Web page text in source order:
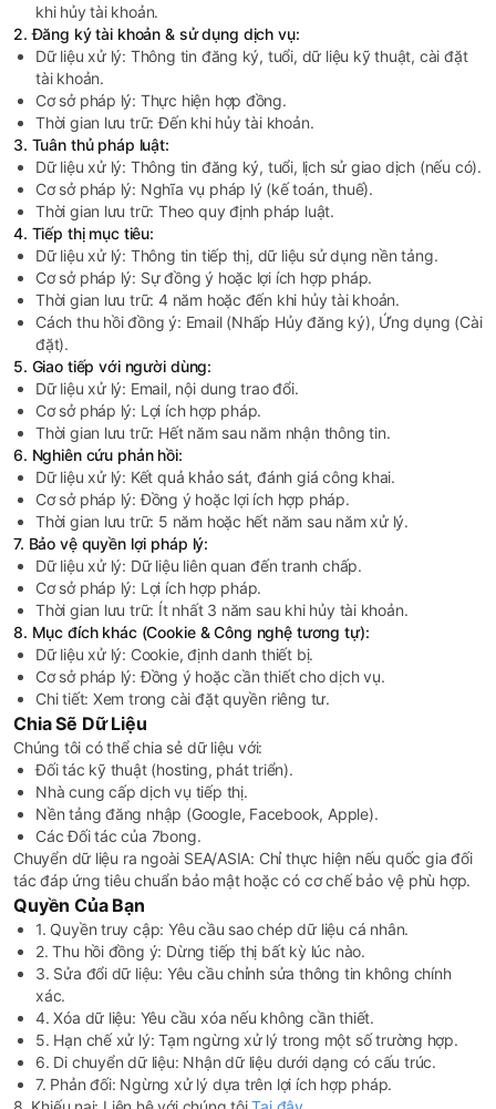
khi hủy tài khoản.
2. Đăng ký tài khoản & sử dụng dịch vụ:
Dữ liệu xử lý: Thông tin đăng ký, tuổi, dữ liệu kỹ thuật, cài đặt
tài khoản.
Cơ sở pháp lý: Thực hiện hợp đồng.
Thời gian lưu trữ: Đến khi hủy tài khoản.
3. Tuân thủ pháp luật:
Dữ liệu xử lý: Thông tin đăng ký, tuổi, lịch sử giao dịch (nếu có).
Cơ sở pháp lý: Nghĩa vụ pháp lý (kế toán, thuế).
Thời gian lưu trữ: Theo quy định pháp luật.
4. Tiếp thị mục tiêu:
Dữ liệu xử lý: Thông tin tiếp thị, dữ liệu sử dụng nền tảng.
Cơ sở pháp lý: Sự đồng ý hoặc lợi ích hợp pháp.
Thời gian lưu trữ: 4 năm hoặc đến khi hủy tài khoản.
Cách thu hồi đồng ý: Email (Nhấp Hủy đăng ký), Ứng dụng (Cài
đặt).
5. Giao tiếp với người dùng:
Dữ liệu xử lý: Email, nội dung trao đổi.
Cơ sở pháp lý: Lợi ích hợp pháp.
Thời gian lưu trữ: Hết năm sau năm nhận thông tin.
6. Nghiên cứu phản hồi:
Dữ liệu xử lý: Kết quả khảo sát, đánh giá công khai.
Cơ sở pháp lý: Đồng ý hoặc lợi ích hợp pháp.
Thời gian lưu trữ: 5 năm hoặc hết năm sau năm xử lý.
7. Bảo vệ quyền lợi pháp lý:
Dữ liệu xử lý: Dữ liệu liên quan đến tranh chấp.
Cơ sở pháp lý: Lợi ích hợp pháp.
Thời gian lưu trữ: Ít nhất 3 năm sau khi hủy tài khoản.
8. Mục đích khác (Cookie & Công nghệ tương tự):
Dữ liệu xử lý: Cookie, định danh thiết bị.
Cơ sở pháp lý: Đồng ý hoặc cần thiết cho dịch vụ.
Chi tiết: Xem trong cài đặt quyền riêng tư.
Chia Sẽ Dữ Liệu
Chúng tôi có thể chia sẻ dữ liệu với:
Đối tác kỹ thuật (hosting, phát triển).
Nhà cung cấp dịch vụ tiếp thị.
Nền tảng đăng nhập (Google, Facebook, Apple).
Các Đối tác của 7bong.
Chuyển dữ liệu ra ngoài SEA/ASIA: Chỉ thực hiện nếu quốc gia đối
tác đáp ứng tiêu chuẩn bảo mật hoặc có cơ chế bảo vệ phù hợp.
Quyền Của Bạn
1. Quyền truy cập: Yêu cầu sao chép dữ liệu cá nhân.
2. Thu hồi đồng ý: Dừng tiếp thị bất kỳ lúc nào.
3. Sửa đổi dữ liệu: Yêu cầu chỉnh sửa thông tin không chính
xác.
4. Xóa dữ liệu: Yêu cầu xóa nếu không cần thiết.
5. Hạn chế xử lý: Tạm ngừng xử lý trong một số trường hợp.
6. Di chuyển dữ liệu: Nhận dữ liệu dưới dạng có cấu trúc.
7. Phản đối: Ngừng xử lý dựa trên lợi ích hợp pháp.